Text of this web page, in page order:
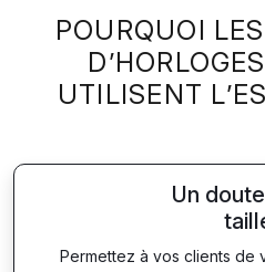
POURQUOI
UTILISENT
Un
Permettez à vos clients de